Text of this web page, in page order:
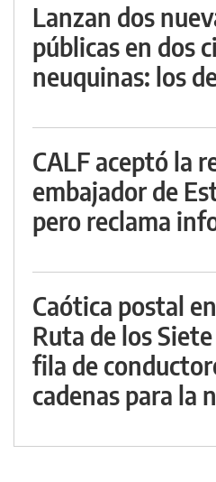
Lanzan dos
públicas en dos
neuquinas: los
CALF aceptó la
embajador de
pero reclama
Caótica postal
Ruta de los
fila de
cadenas para la